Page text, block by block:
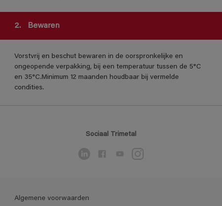
2. Bewaren
Vorstvrij en beschut bewaren in de oorspronkelijke en
ongeopende verpakking, bij een temperatuur tussen de 5°C
en 35°C.Minimum 12 maanden houdbaar bij vermelde
condities.
Sociaal Trimetal
Algemene voorwaarden